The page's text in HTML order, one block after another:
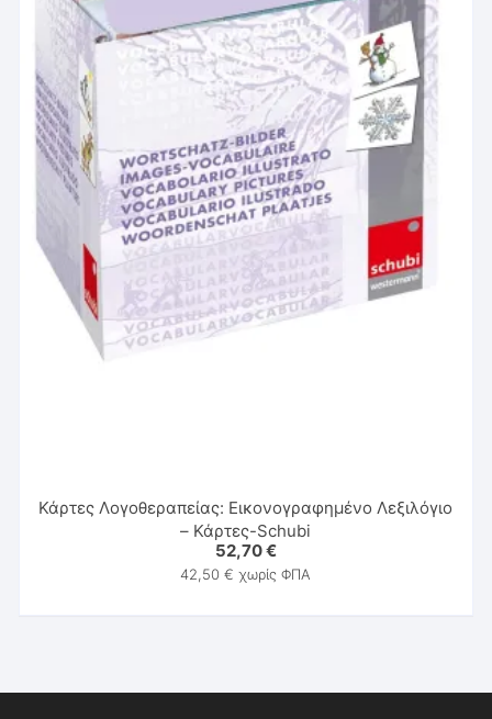
Κάρτες Λογοθεραπείας: Εικονογραφημένο Λεξιλόγιο
– Κάρτες-Schubi
52,70€
42,50€ χωρίς ΦΠΑ